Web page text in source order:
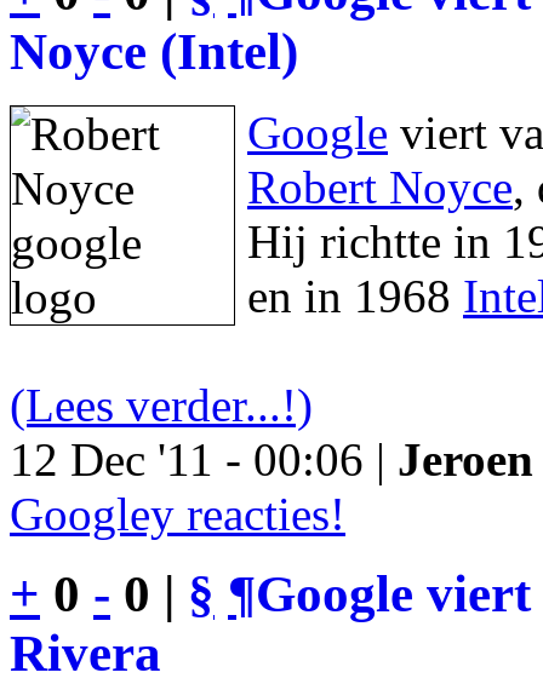
Noyce (Intel)
Google viert
Robert Noyce,
Hij richtte in
en in 1968
(Lees verder...!)
12 Dec '11 - 00:06 |
Googley reacties!
+ 0 - 0 | § ¶Google
Rivera